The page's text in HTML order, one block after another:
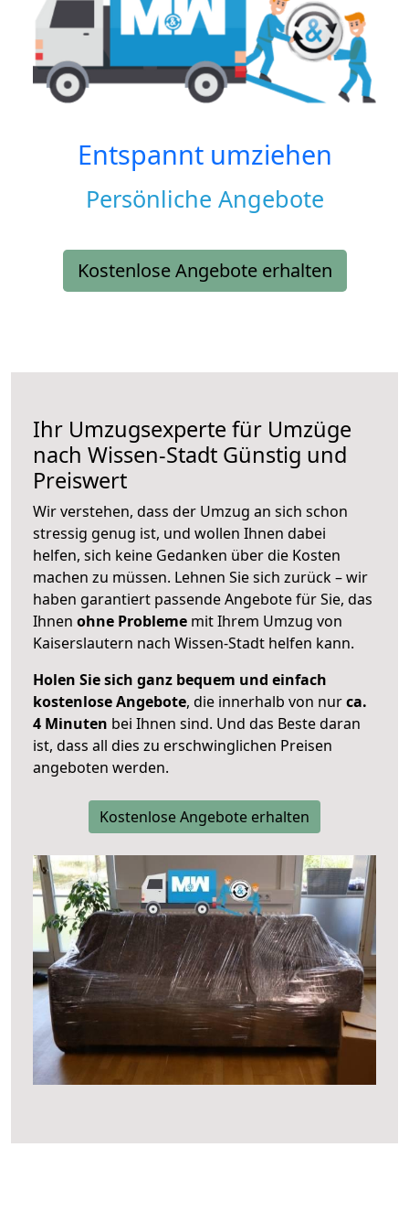
Entspannt umziehen
Persönliche Angebote
Kostenlose Angebote erhalten
Ihr Umzugsexperte für Umzüge
nach Wissen-Stadt Günstig und
Preiswert
Wir verstehen, dass der Umzug an sich schon
stressig genug ist, und wollen Ihnen dabei
helfen, sich keine Gedanken über die Kosten
machen zu müssen. Lehnen Sie sich zurück – wir
haben garantiert passende Angebote für Sie, das
Ihnen ohne Probleme mit Ihrem Umzug von
Kaiserslautern nach Wissen-Stadt helfen kann.
Holen Sie sich ganz bequem und einfach
kostenlose Angebote, die innerhalb von nurca.
4 Minuten bei Ihnen sind. Und das Beste daran
ist, dass all dies zu erschwinglichen Preisen
angeboten werden.
Kostenlose Angebote erhalten